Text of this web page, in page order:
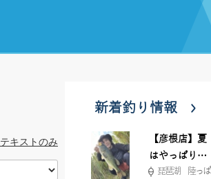
テキストのみ
新着釣り情報
【彦根店】夏
はやっぱりカ
バー撃ち
琵琶湖 陸っぱ